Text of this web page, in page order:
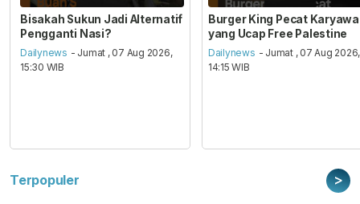
Bisakah Sukun Jadi Alternatif
Pengganti Nasi?
Dailynews - Jumat , 07 Aug 2026,
15:30 WIB
Burger King Pecat
yang Ucap Free Palestine
Dailynews - Jumat , 07 Aug 2026,
14:15 WIB
Terpopuler >